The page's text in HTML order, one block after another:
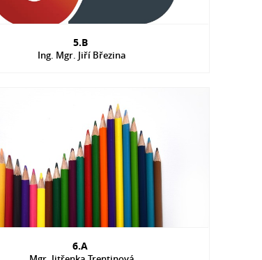
5.B
Ing. Mgr. Jiří Březina
6.A